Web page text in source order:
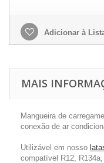
Adicionar à
MAIS
Mangueira de
conexão de ar
Utilizável em nosso
compatível R12,